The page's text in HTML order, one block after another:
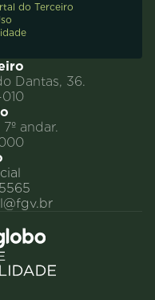
Dantas, 36.
andar.
do Terceiro